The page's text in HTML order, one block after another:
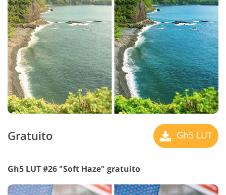
Gratuito Gh5 LUT
Gh5 LUT #26 "Soft Haze" gratuito